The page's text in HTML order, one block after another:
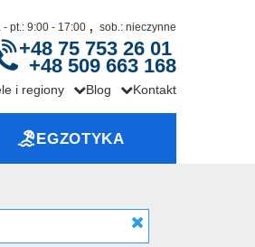
- pt.: 9:00 - 17:00 , sob.: nieczynne
+48 75 753 26 01
+48 509 663 168
i regiony Blog Kontakt
EGZOTYKA